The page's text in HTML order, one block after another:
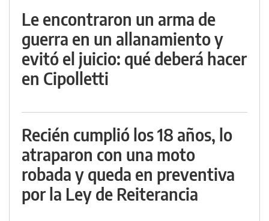
Le encontraron un arma de
guerra en un allanamiento y
evitó el juicio: qué deberá hacer
en Cipolletti
Recién cumplió los 18 años, lo
atraparon con una moto
robada y queda en preventiva
por la Ley de Reiterancia